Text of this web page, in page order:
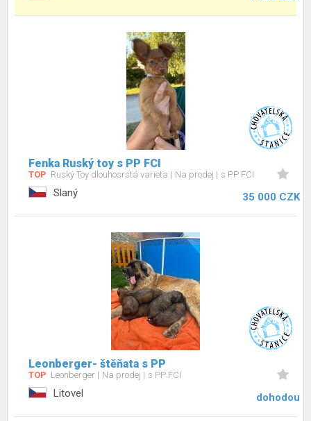
Fenka Ruský toy s PP FCI
TOP Ruský Toy dlouhosrstá varieta Na prodej s PP FCI
Slaný 35 000 CZK
Leonberger- štěňata s PP
TOP Leonberger Na prodej s PP FCI
Litovel dohodou